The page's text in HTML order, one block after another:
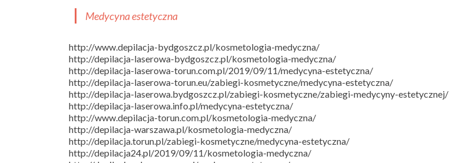
Medycyna estetyczna
http://www.depilacja-bydgoszcz.pl/kosmetologia-medyczna/
http://depilacja-laserowa-bydgoszcz.pl/kosmetologia-medyczna/
http://depilacja-laserowa-torun.com.pl/2019/09/11/medycyna-estetyczna/
http://depilacja-laserowa-torun.eu/zabiegi-kosmetyczne/medycyna-estetyczna/
http://depilacja-laserowa.bydgoszcz.pl/zabiegi-kosmetyczne/zabiegi-medycyny-estetycznej/
http://depilacja-laserowa.info.pl/medycyna-estetyczna/
http://www.depilacja-torun.com.pl/kosmetologia-medyczna/
http://depilacja-warszawa.pl/kosmetologia-medyczna/
http://depilacja.torun.pl/zabiegi-kosmetyczne/medycyna-estetyczna/
http://depilacja24.pl/2019/09/11/kosmetologia-medyczna/